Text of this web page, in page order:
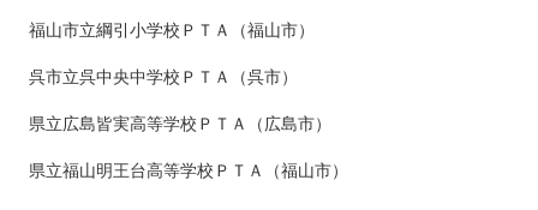
福山市立綱引小学校ＰＴＡ（福山市）
呉市立呉中央中学校ＰＴＡ（呉市）
県立広島皆実高等学校ＰＴＡ（広島市）
県立福山明王台高等学校ＰＴＡ（福山市）